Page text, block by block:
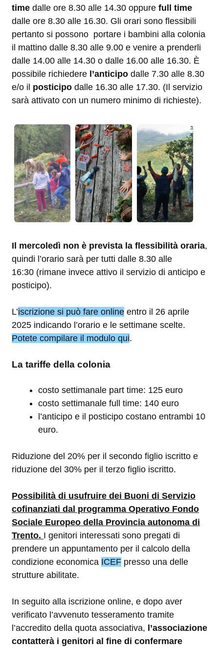
time dalle ore 8.30 alle 14.30 oppure full time
dalle ore 8.30 alle 16.30. Gli orari sono flessibili
pertanto si possono portare i bambini alla colonia
il mattino dalle 8.30 alle 9.00 e venire a prenderli
dalle 14.00 alle 14.30 o dalle 16.00 alle 16.30. È
possibile richiedere l’anticipo dalle 7.30 alle 8.30
e/o il posticipo dalle 16.30 alle 17.30. (Il servizio
sarà attivato con un numero minimo di richieste).
Il mercoledì non è prevista la flessibilità oraria,
quindi l’orario sarà per tutti dalle 8.30 alle
16:30 (rimane invece attivo il servizio di anticipo e
posticipo).
L’iscrizione si può fare online entro il 26 aprile
2025 indicando l’orario e le settimane scelte.
Potete compilare il modulo qui.
La tariffe della colonia
costo settimanale part time: 125 euro
costo settimanale full time: 140 euro
l’anticipo e il posticipo costano entrambi 10
euro.
Riduzione del 20% per il secondo figlio iscritto e
riduzione del 30% per il terzo figlio iscritto.
Possibilità di usufruire dei Buoni di Servizio
cofinanziati dal programma Operativo Fondo
Sociale Europeo della Provincia autonoma di
Trento. I genitori interessati sono pregati di
prendere un appuntamento per il calcolo della
condizione economica ICEF presso una delle
strutture abilitate.
In seguito alla iscrizione online, e dopo aver
verificato l’avvenuto tesseramento tramite
l’accredito della quota associativa, l’associazione
contatterà i genitori al fine di confermare